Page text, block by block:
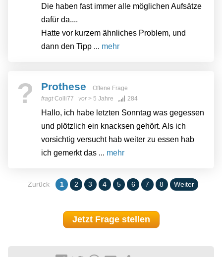
Die haben fast immer alle möglichen Aufsätze
dafür da....
Hatte vor kurzem ähnliches Problem, und
dann den Tipp ... mehr
? Prothese
Offene Frage
fragtColli77 vor> 5 Jahre 284
Hallo, ich habe letzten Sonntag was gegessen
und plötzlich ein knacksen gehört. Als ich
vorsichtig versucht hab weiter zu essen hab
ich gemerkt das ... mehr
Zurück 1 2 3 4 5 6 7 8 Weiter
Jetzt Frage stellen